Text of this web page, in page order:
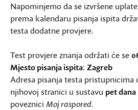
Napominjemo da se izvršene
prema kalendaru pisanja ispita
testa dodatne provjere.
Test provjere znanja održati će se
Mjesto pisanja ispita: Zagreb
Adresa pisanja testa pristupnicima
njihovoj stranici u sustavu pet dana
poveznici Moj raspored.